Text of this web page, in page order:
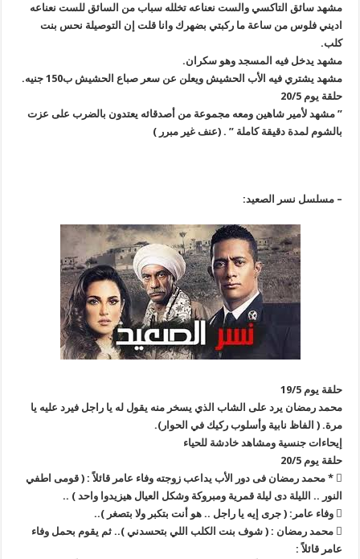
مشهد سائق التاكسي والست نعناعه تخلله سباب من السائق للست نعناعه
اديني فلوس من ساعة ما ركبتي بضهرك وانا قلت إن التوصيلة نحس بنت
كلب.
مشهد يدخل فيه المسجد وهو سكران.
مشهد يشتري فيه الأب الحشيش ويعلن عن سعر صباع الحشيش ب150 جنيه.
حلقة يوم 20/5
” مشهد لأمير شاهين ومعه مجموعة من أصدقائه يعتدون بالضرب على عزت
بالشوم لمدة دقيقة كاملة ” . (عنف غير مبرر )
– مسلسل نسر الصعيد:
حلقة يوم 19/5
محمد رمضان يرد على الشاب الذي يسخر منه يقول له يا راجل فيرد عليه يا
مرة. ( الفاظ نابية وأسلوب ركيك في الحوار).
إيحاءات جنسية ومشاهد خادشة للحياء
حلقة يوم 20/5
 * محمد رمضان فى دور الأب يداعب زوجته وفاء عامر قائلاً : ( قومى اطفي
النور .. الليلة دى ليلة قمرية ومبروكة وشكل العيال هيزيدوا واحد ) ..
 وفاء عامر: ( جرى إيه يا راجل .. هو أنت بتكبر ولا بتصغر )..
 محمد رمضان : ( شوف بنت الكلب اللي بتحسدني ).. ثم يقوم بحمل وفاء
عامر قائلاً :